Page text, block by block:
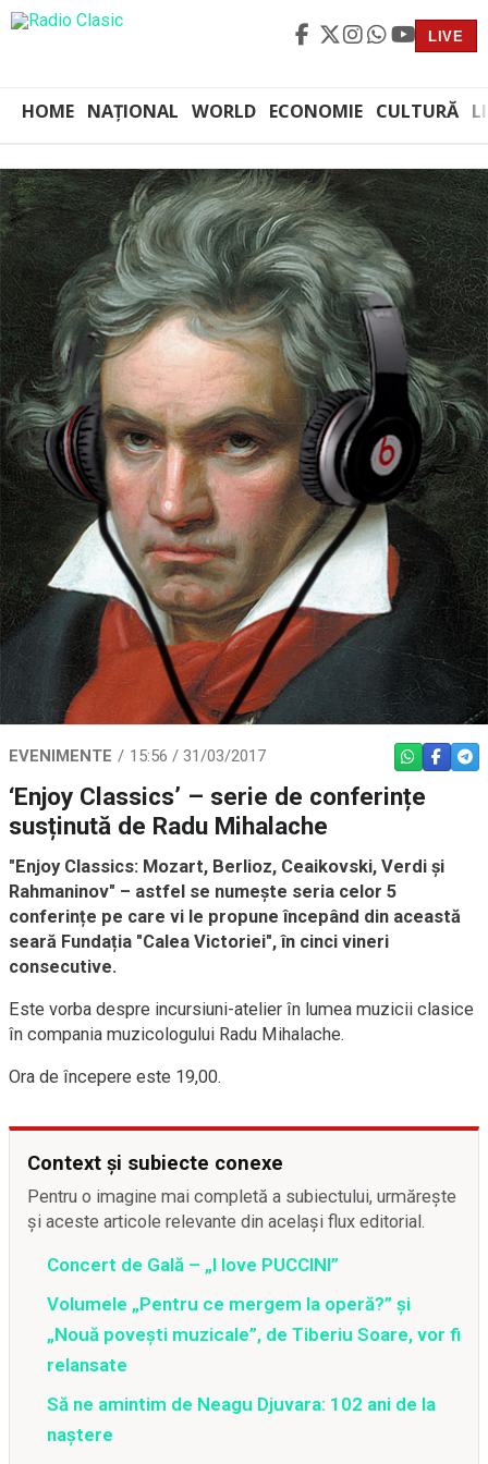
LIVE
HOME NAȚIONAL WORLD ECONOMIE CULTURĂ
EVENIMENTE 15:56 / 31/03/2017 WHATSAPP
‘Enjoy Classics’ – serie de conferințe
susținută de Radu Mihalache
"Enjoy Classics: Mozart, Berlioz, Ceaikovski, Verdi și
Rahmaninov" – astfel se numește seria celor 5
conferințe pe care vi le propune începând din această
seară Fundația "Calea Victoriei", în cinci vineri
consecutive.
Este vorba despre incursiuni-atelier în lumea muzicii clasice
în compania muzicologului Radu Mihalache.
Ora de începere este 19,00.
Context și subiecte conexe
Pentru o imagine mai completă a subiectului, urmărește
și aceste articole relevante din același flux editorial.
Concert de Gală – „I love PUCCINI”
Volumele „Pentru ce mergem la operă?” şi
„Nouă poveşti muzicale”, de Tiberiu Soare, vor fi
relansate
Să ne amintim de Neagu Djuvara: 102 ani de la
naștere